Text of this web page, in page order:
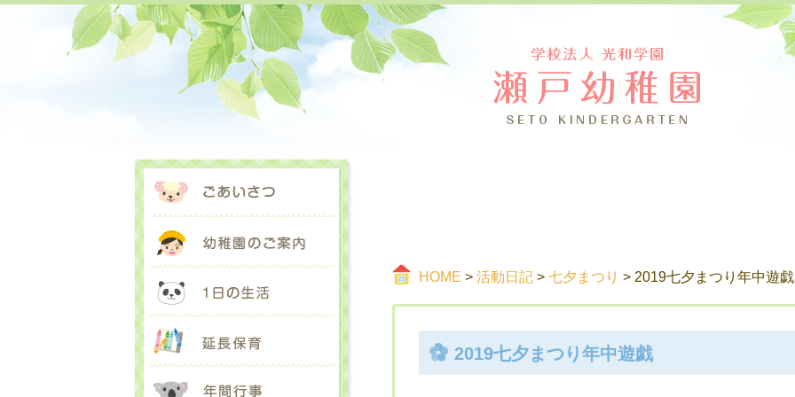
HOME > 活動日記 > 七夕まつり > 2019七夕まつり年中遊戯
2019七夕まつり年中遊戯
ごあいさつ
幼稚園のご案内
1日の生活